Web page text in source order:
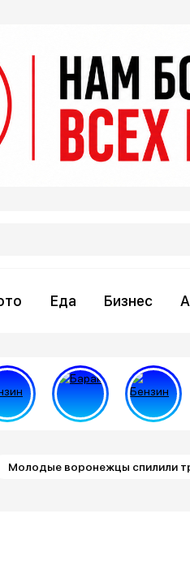
Еда Бизнес
Молодые воронежцы спилили